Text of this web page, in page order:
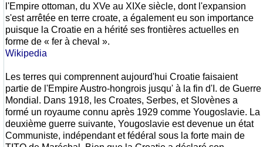
l'Empire ottoman, du XVe au XIXe siècle, dont l'expansion
s'est arrêtée en terre croate, a également eu son importance
puisque la Croatie en a hérité ses frontières actuelles en
forme de « fer à cheval ».
Wikipedia
Les terres qui comprennent aujourd'hui Croatie faisaient
partie de l'Empire Austro-hongrois jusqu' à la fin d'I. de Guerre
Mondial. Dans 1918, les Croates, Serbes, et Slovènes a
formé un royaume connu après 1929 comme Yougoslavie. La
deuxième guerre suivante, Yougoslavie est devenue un état
Communiste, indépendant et fédéral sous la forte main de